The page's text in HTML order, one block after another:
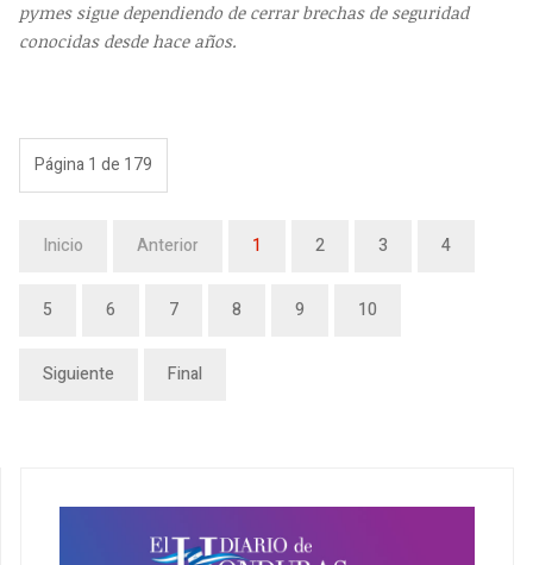
pymes sigue dependiendo de cerrar brechas de seguridad
conocidas desde hace años.
Página 1 de 179
Inicio Anterior 1 2 3 4
5 6 7 8 9 10
Siguiente Final